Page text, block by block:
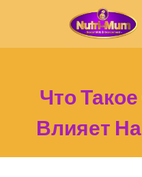
Что Такое
Влияет